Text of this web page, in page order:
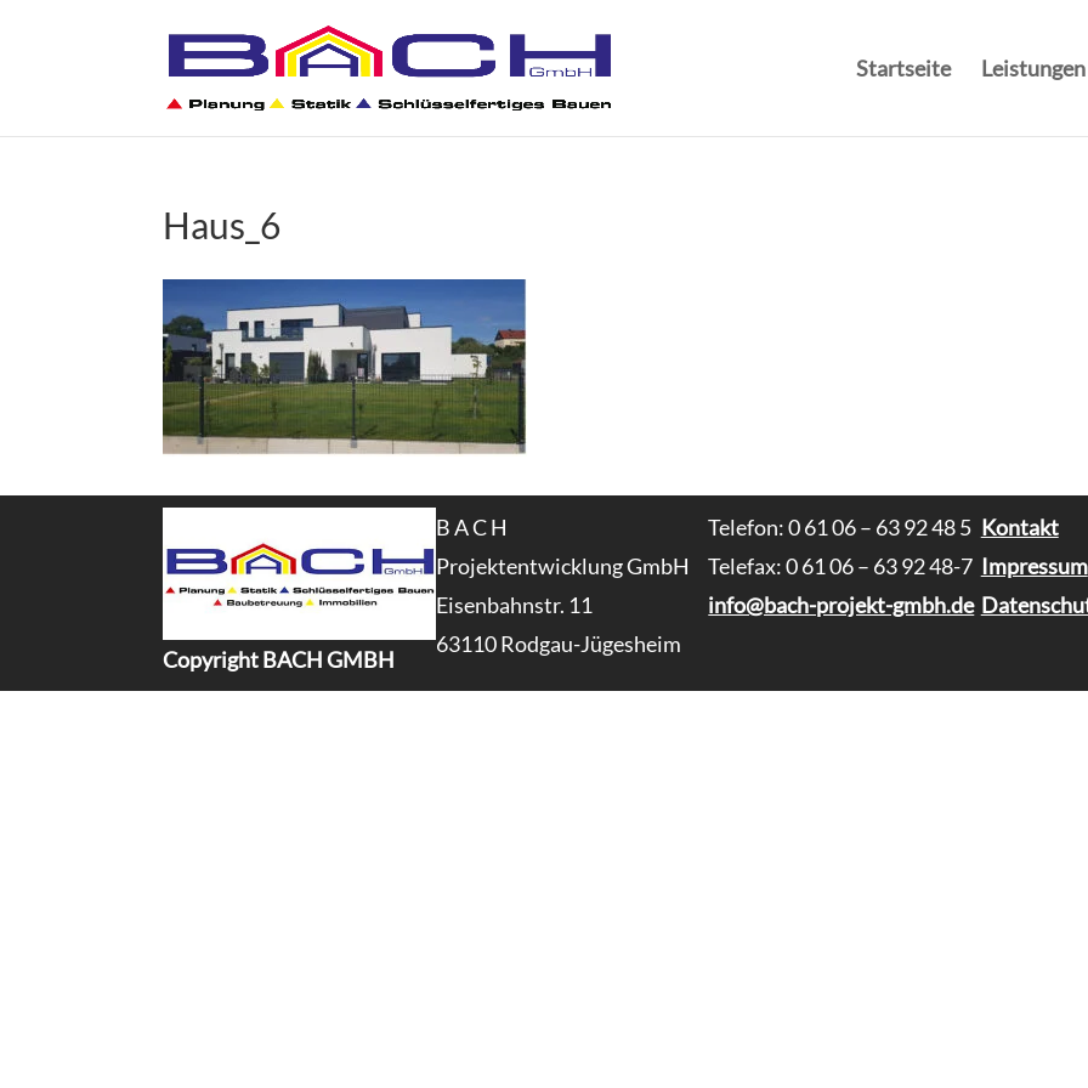
Startseite Leistungen
Haus_6
Copyright BACH GMBH
B A C H
Projektentwicklung GmbH
Eisenbahnstr. 11
63110 Rodgau-Jügesheim
Telefon: 0 61 06 – 63 92 48 5
Telefax: 0 61 06 – 63 92 48-7
info@bach-projekt-gmbh.de
Kontakt
Impressum